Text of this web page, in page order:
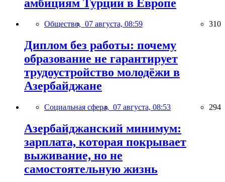
амбициям Турции в Европе
Общество, 07 августа, 08:59 310
Диплом без работы: почему
образование не гарантирует
трудоустройство молодёжи в
Азербайджане
Социальная сфера, 07 августа, 08:53 294
Азербайджанский минимум:
зарплата, которая покрывает
выживание, но не
самостоятельную жизнь